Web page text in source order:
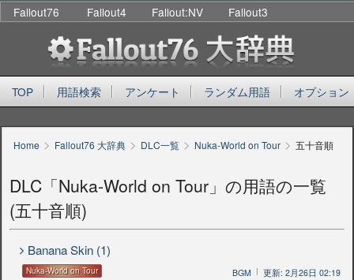
Fallout76 Fallout4 Fallout:NV Fallout3
TOP 用語検索 アンケート ランダム用語 オプション
Home > Fallout76 大辞典 > DLC一覧 > Nuka-World on Tour > 五十音順
DLC「Nuka-World on Tour」の用語の一覧
(五十音順)
Banana Skin (1)
Nuka-World on Tour BGM 更新: 2月26日 02:19